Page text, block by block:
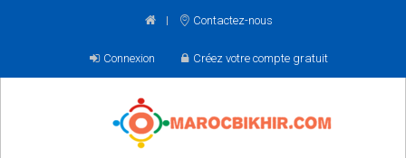
Contactez-nous
Connexion Créez votre compte gratuit